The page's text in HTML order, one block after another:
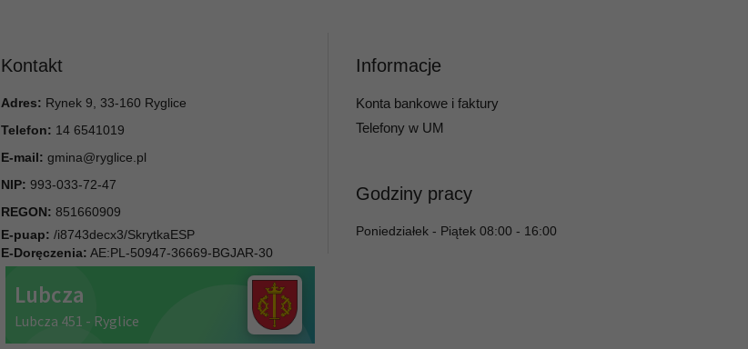
Kontakt
Adres: Rynek 9, 33-160 Ryglice
Telefon: 14 6541019
E-mail: gmina@ryglice.pl
NIP: 993-033-72-47
REGON: 851660909
E-puap: /i8743decx3/SkrytkaESP
E-Doręczenia: AE:PL-50947-36669-BGJAR-30
Informacje
Konta bankowe i faktury
Telefony w UM
Godziny pracy
Poniedziałek - Piątek 08:00 - 16:00